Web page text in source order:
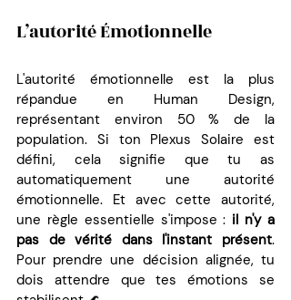
L’autorité Émotionnelle
L'autorité émotionnelle est la plus
répandue en Human Design,
représentant environ 50 % de la
population. Si ton Plexus Solaire est
défini, cela signifie que tu as
automatiquement une autorité
émotionnelle. Et avec cette autorité,
une règle essentielle s'impose : il n'y a
pas de vérité dans l'instant présent.
Pour prendre une décision alignée, tu
dois attendre que tes émotions se